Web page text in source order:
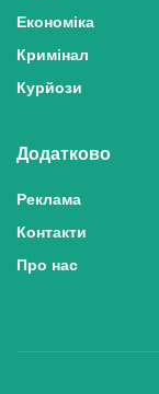
Економіка
Кримінал
Курйози
Додатково
Реклама
Контакти
Про нас